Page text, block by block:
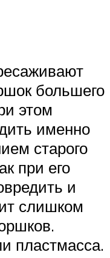
большего
этом
именно
старого
при его
и
слишком
пластмасса.